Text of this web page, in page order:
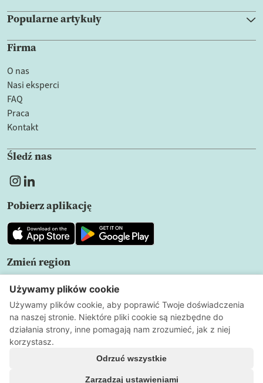
Popularne artykuły
Firma
O nas
Nasi eksperci
FAQ
Praca
Kontakt
Śledź nas
Pobierz aplikację
Zmień region
PL
Polityka prywatności